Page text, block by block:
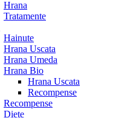
Hrana
Tratamente
Hainute
Hrana Uscata
Hrana Umeda
Hrana Bio
Hrana Uscata
Recompense
Recompense
Diete